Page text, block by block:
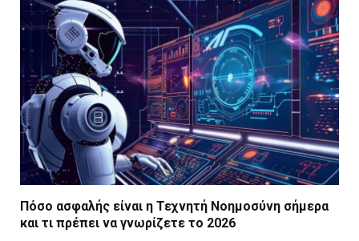
Πόσο ασφαλής είναι η Τεχνητή Νοημοσύνη σήμερα
και τι πρέπει να γνωρίζετε το 2026